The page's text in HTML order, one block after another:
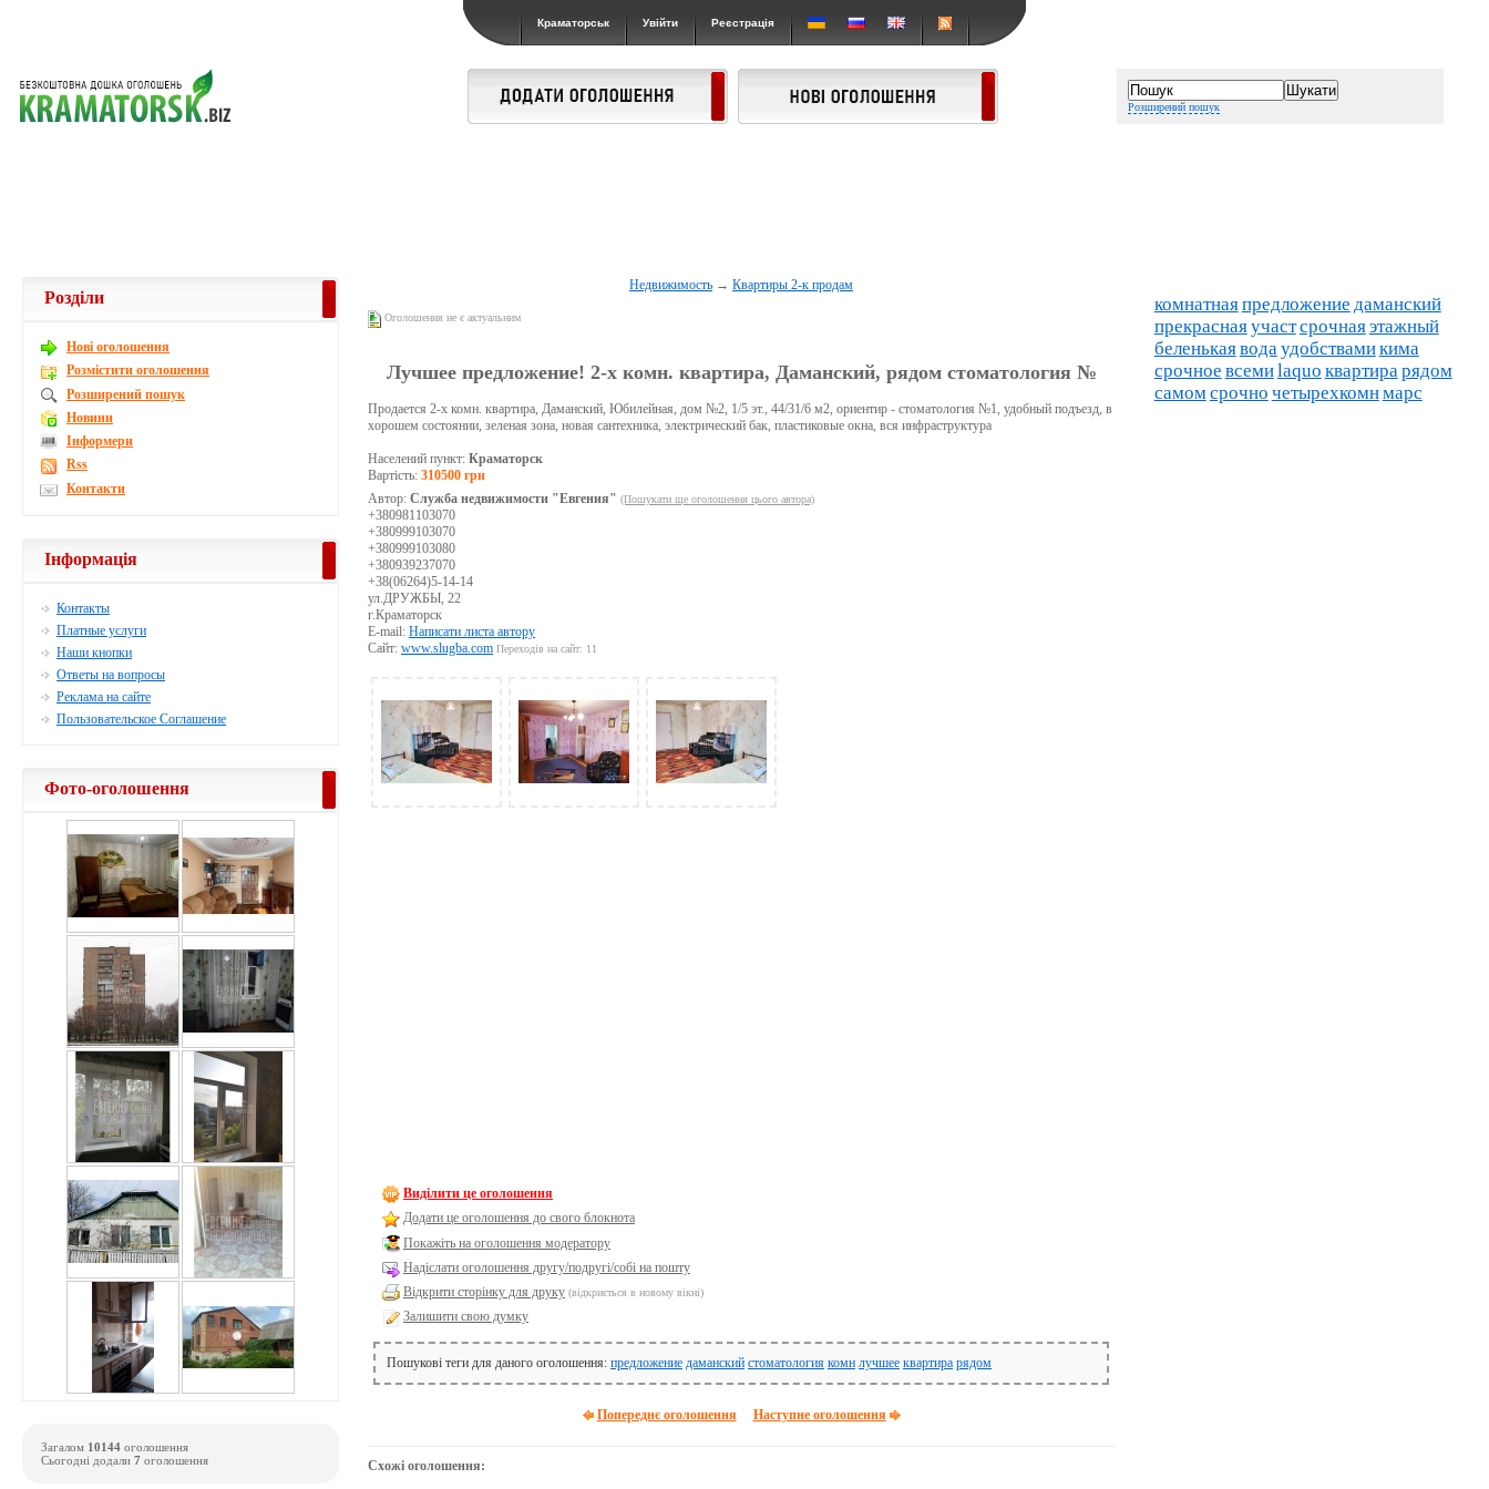
Краматорськ Увійти Реєстрація
Розширений пошук
Недвижимость →Квартиры 2-к продам
Оголошення не є актуальним
Лучшее предложение! 2-х комн. квартира, Даманский, рядом стоматология №
Продается 2-х комн. квартира, Даманский, Юбилейная, дом №2, 1/5 эт., 44/31/6 м2, ориентир - стоматология №1, удобный подъезд, в
хорошем состоянии, зеленая зона, новая сантехника, электрический бак, пластиковые окна, вся инфраструктура
Населений пункт: Краматорск
Вартість: 310500 грн
Автор: Служба недвижимости "Евгения" (Пошукати ще оголошення цього автора)
+380981103070
+380999103070
+380999103080
+380939237070
+38(06264)5-14-14
ул.ДРУЖБЫ, 22
г.Краматорск
E-mail: Написати листа автору
Сайт: www.slugba.com Переходів на сайт: 11
Виділити це оголошення
Додати це оголошення до свого блокнота
Покажіть на оголошення модератору
Надіслати оголошення другу/подругі/собі на пошту
Відкрити сторінку для друку (відкриється в новому вікні)
Залишити свою думку
Пошукові теги для даного оголошення: предложение даманский стоматология комн лучшее квартира рядом
Попереднє оголошення Наступне оголошення
Схожі оголошення:
Розділи
Новi оголошення
Розмістити оголошення
Розширений пошук
Новини
Інформери
Rss
Контакти
Інформація
Контакты
Платные услуги
Наши кнопки
Ответы на вопросы
Реклама на сайте
Пользовательское Соглашение
Фото-оголошення
Загалом 10144 оголошення
Сьогодні додали 7 оголошення
комнатнаяпредложение даманский
прекраснаяучастсрочнаяэтажный
беленькаяводаудобствамикима
срочное всемиlaquo квартирарядом
самомсрочно четырехкомнмарс